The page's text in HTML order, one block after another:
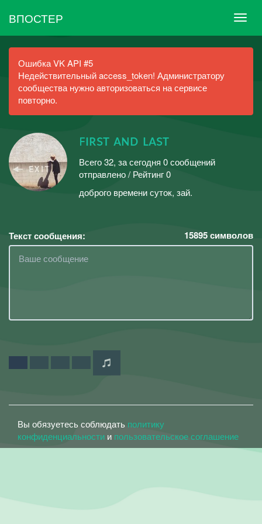
ВПОСТЕР
Ошибка VK API #5
Недействительный access_token! Администратору
сообщества нужно авторизоваться на сервисе
повторно.
ꜰɪʀsᴛ ᴀɴᴅ ʟᴀsᴛ
Всего 32, за сегодня 0 сообщений
отправлено / Рейтинг 0
доброго времени суток, зай.
Текст сообщения: 15895символов
Вы обязуетесь соблюдать политику
конфиденциальности и пользовательское соглашение